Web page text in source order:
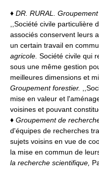
♦ DR. RURAL.
,,Société civile particulière
associés conservent leurs
un certain travail en
agricole. Société civile qui
sous une même gestion
meilleures dimensions et
Groupement forestier.
mise en valeur et
voisines et pouvant
♦ Groupement de
d'équipes de recherches
sujets voisins en vue de
la mise en commun de
la recherche scientifique,